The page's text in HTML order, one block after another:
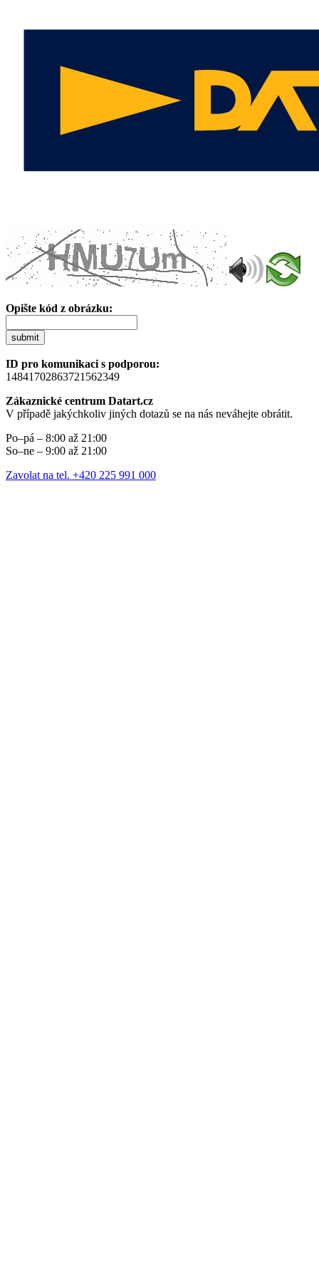
Opište kód z obrázku:
submit
ID pro komunikaci s podporou:
14841702863721562349
Zákaznické centrum Datart.cz
V případě jakýchkoliv jiných dotazů se na nás neváhejte obrátit.
Po–pá – 8:00 až 21:00
So–ne – 9:00 až 21:00
Zavolat na tel. +420 225 991 000